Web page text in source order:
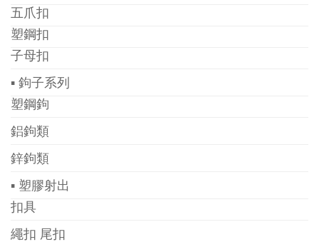
五爪扣
塑鋼扣
子母扣
▪ 鉤子系列
塑鋼鉤
鋁鉤類
鋅鉤類
▪ 塑膠射出
扣具
繩扣 尾扣